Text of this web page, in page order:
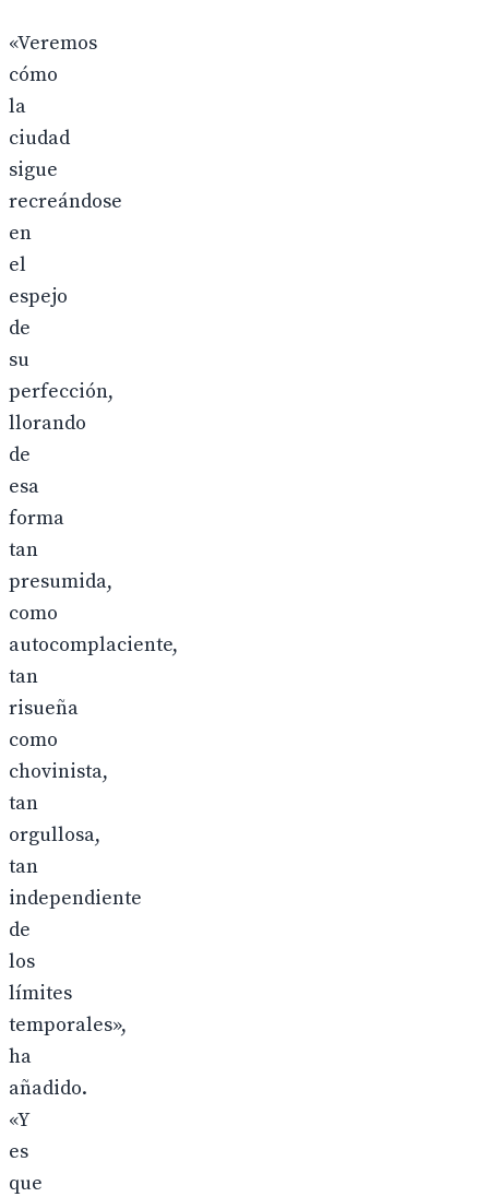
«Veremos
cómo
la
ciudad
sigue
recreándose
en
el
espejo
de
su
perfección,
llorando
de
esa
forma
tan
presumida,
como
autocomplaciente,
tan
risueña
como
chovinista,
tan
orgullosa,
tan
independiente
de
los
límites
temporales»,
ha
añadido.
«Y
es
que